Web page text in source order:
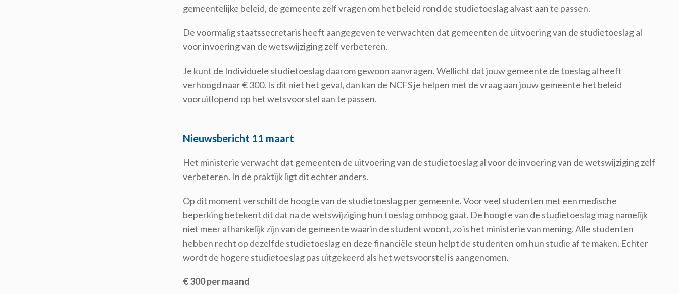
gemeentelijke beleid, de gemeente zelf vragen om het beleid rond de studietoeslag alvast aan te passen.
De voormalig staatssecretaris heeft aangegeven te verwachten dat gemeenten de uitvoering van de studietoeslag al
voor invoering van de wetswijziging zelf verbeteren.
Je kunt de Individuele studietoeslag daarom gewoon aanvragen. Wellicht dat jouw gemeente de toeslag al heeft
verhoogd naar € 300. Is dit niet het geval, dan kan de NCFS je helpen met de vraag aan jouw gemeente het beleid
vooruitlopend op het wetsvoorstel aan te passen.
Nieuwsbericht 11 maart
Het ministerie verwacht dat gemeenten de uitvoering van de studietoeslag al voor de invoering van de wetswijziging zelf
verbeteren. In de praktijk ligt dit echter anders.
Op dit moment verschilt de hoogte van de studietoeslag per gemeente. Voor veel studenten met een medische
beperking betekent dit dat na de wetswijziging hun toeslag omhoog gaat. De hoogte van de studietoeslag mag namelijk
niet meer afhankelijk zijn van de gemeente waarin de student woont, zo is het ministerie van mening. Alle studenten
hebben recht op dezelfde studietoeslag en deze financiële steun helpt de studenten om hun studie af te maken. Echter
wordt de hogere studietoeslag pas uitgekeerd als het wetsvoorstel is aangenomen.
€ 300 per maand